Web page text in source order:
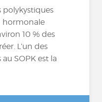
polykystiques
hormonale
10 % des
L’un des
SOPK est la